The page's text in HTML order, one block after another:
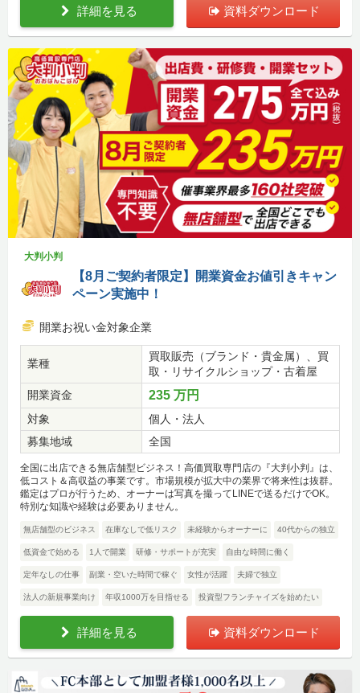
詳細を見る 資料ダウンロード
大判小判
【8月ご契約者限定】開業資金お値引きキャン
ペーン実施中！
開業お祝い金対象企業
業種
買取販売（ブランド・貴金属）、買
取・リサイクルショップ・古着屋
開業資金
235 万円
対象
個人・法人
募集地域
全国
全国に出店できる無店舗型ビジネス！高価買取専門店の『大判小判』は、
低コスト＆高収益の事業です。市場規模が拡大中の業界で将来性は抜群。
鑑定はプロが行うため、オーナーは写真を撮ってLINEで送るだけでOK。
特別な知識や経験は必要ありません。
無店舗型のビジネス 在庫なしで低リスク 未経験からオーナーに 40代からの独立
低資金で始める 1人で開業 研修・サポートが充実 自由な時間に働く
定年なしの仕事 副業・空いた時間で稼ぐ 女性が活躍 夫婦で独立
法人の新規事業向け 年収1000万を目指せる 投資型フランチャイズを始めたい
詳細を見る 資料ダウンロード